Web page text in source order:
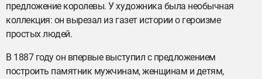
предложение королевы. У художника была необычная
коллекция: он вырезал из газет истории о героизме
простых людей.
В 1887 году он впервые выступил с предложением
построить памятник мужчинам, женщинам и детям,